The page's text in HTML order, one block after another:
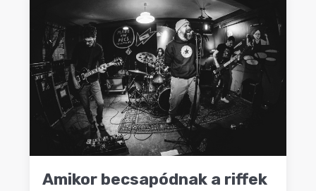
Amikor becsapódnak a riffek